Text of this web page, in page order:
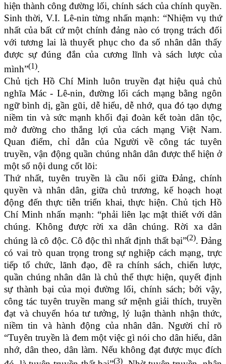
hiện thành công đường lối, chính sách của chính quyền.
Sinh thời, V.I. Lê-nin từng nhấn mạnh: “Nhiệm vụ thứ
nhất của bất cứ một chính đảng nào có trọng trách đối
với tương lai là thuyết phục cho đa số nhân dân thấy
được sự đúng đắn của cương lĩnh và sách lược của
mình”(1).
Chủ tịch Hồ Chí Minh luôn truyền đạt hiệu quả chủ
nghĩa Mác - Lê-nin, đường lối cách mạng bằng ngôn
ngữ bình dị, gần gũi, dễ hiểu, dễ nhớ, qua đó tạo dựng
niềm tin và sức mạnh khối đại đoàn kết toàn dân tộc,
mở đường cho thắng lợi của cách mạng Việt Nam.
Quan điểm, chỉ dẫn của Người về công tác tuyên
truyền, vận động quần chúng nhân dân được thể hiện ở
một số nội dung cốt lõi:
Thứ nhất, tuyên truyền là cầu nối giữa Đảng, chính
quyền và nhân dân, giữa chủ trương, kế hoạch hoạt
động đến thực tiễn triển khai, thực hiện. Chủ tịch Hồ
Chí Minh nhấn mạnh: “phải liên lạc mật thiết với dân
chúng. Không được rời xa dân chúng. Rời xa dân
chúng là cô độc. Cô độc thì nhất định thất bại”(2). Đảng
có vai trò quan trọng trong sự nghiệp cách mạng, trực
tiếp tổ chức, lãnh đạo, đề ra chính sách, chiến lược,
quần chúng nhân dân là chủ thể thực hiện, quyết định
sự thành bại của mọi đường lối, chính sách; bởi vậy,
công tác tuyên truyền mang sứ mệnh giải thích, truyền
đạt và chuyển hóa tư tưởng, lý luận thành nhận thức,
niềm tin và hành động của nhân dân. Người chỉ rõ
“Tuyên truyền là đem một việc gì nói cho dân hiểu, dân
nhớ, dân theo, dân làm. Nếu không đạt được mục đích
(3)